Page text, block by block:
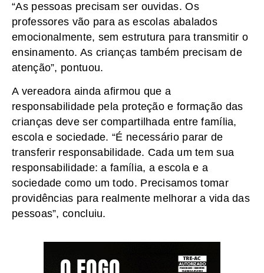
“As pessoas precisam ser ouvidas. Os
professores vão para as escolas abalados
emocionalmente, sem estrutura para transmitir o
ensinamento. As crianças também precisam de
atenção”, pontuou.
A vereadora ainda afirmou que a
responsabilidade pela proteção e formação das
crianças deve ser compartilhada entre família,
escola e sociedade. “É necessário parar de
transferir responsabilidade. Cada um tem sua
responsabilidade: a família, a escola e a
sociedade como um todo. Precisamos tomar
providências para realmente melhorar a vida das
pessoas”, concluiu.